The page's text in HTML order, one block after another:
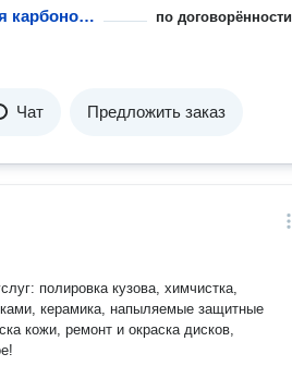
Оклейка автомобиля карбоновой пленкой по договорённости
Чат Предложить заказ
полировка кузова, химчистка,
керамика, напыляемые защитные
кожи, ремонт и окраска дисков,